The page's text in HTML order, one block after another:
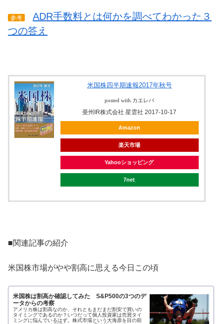
参考
ADR手数料とは何かを調べてわかった３
つの答え
米国株四半期速報2017年秋号
posted with カエレバ
亜州IR株式会社 星雲社 2017-10-17
Amazon
楽天市場
Yahooショッピング
7net
■関連記事の紹介
米国株市場がやや割高に思える今日この頃
米国株は割高か確認してみた S&P500の3つのデ
ータからの考察
アメリカ株は割高なのか、それともまだまだ割安で買いの
タイミングであるのか？いつだって個人投資家は売買タイ
ミングに悩んでいるはず。株式市場という大海原を目の前